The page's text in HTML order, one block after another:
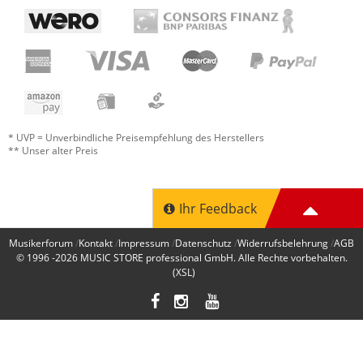
* UVP = Unverbindliche Preisempfehlung des Herstellers
** Unser alter Preis
Ihr Feedback
Musikerforum Kontakt Impressum Datenschutz Widerrufsbelehrung AGB
© 1996 -2026 MUSIC STORE professional GmbH. Alle Rechte vorbehalten.
(XSL)